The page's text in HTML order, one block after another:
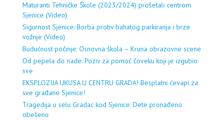
Maturanti Tehničke Škole (2023/2024) prošetali centrom
Sjenice (Video)
Sigurnost Sjenice: Borba protiv bahatog parkiranja i brze
vožnje (Video)
Budućnost počinje: Osnovna škola – Kruna obrazovne scene
Od pepela do nade: Poziv za pomoć čoveku koji je izgubio
sve
EKSPLOZIJA UKUSA U CENTRU GRADA! Besplatni ćevapi za
sve građane Sjenice!
Tragedija u selu Gradac kod Sjenice: Dete pronađeno
obešeno